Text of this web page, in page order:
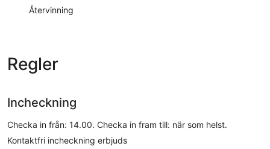
Återvinning
Regler
Incheckning
Checka in från: 14.00. Checka in fram till: när som helst.
Kontaktfri incheckning erbjuds